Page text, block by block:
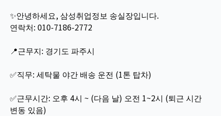
✨안녕하세요, 삼성취업정보 송실장입니다.
연락처: 010-7186-2772
📍근무지: 경기도 파주시
✅직무: 세탁물 야간 배송 운전 (1톤 탑차)
✅근무시간: 오후 4시 ~ (다음 날) 오전 1~2시 (퇴근 시간
변동 있음)